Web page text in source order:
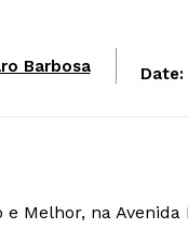
Barbosa Date:
Melhor, na Avenida